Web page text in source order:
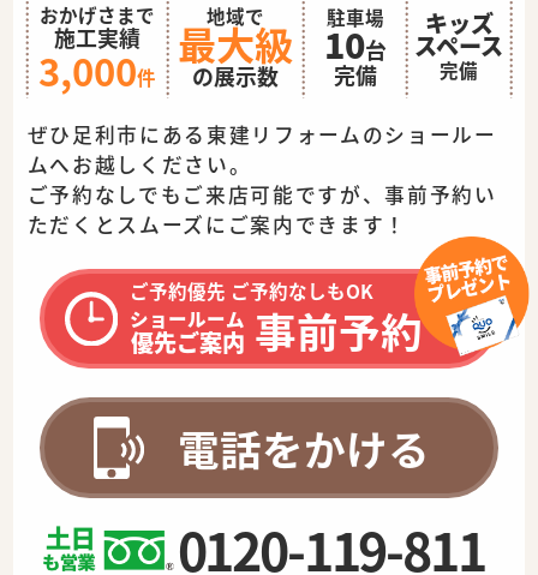
おかげさまで
施工実績
3,000件
地域で
最大級
の展示数
駐車場
10台
完備
キッズ
スペース
完備
ぜひ足利市にある東建リフォームのショールー
ムへお越しください。
ご予約なしでもご来店可能ですが、事前予約い
ただくとスムーズに ご案内できます！
ご予約優先 ご予約なしもOK
ショールーム
優先ご案内 事前予約
電話をかける
0120-119-811